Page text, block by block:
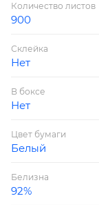
Количество листов
900
Склейка
Нет
В боксе
Нет
Цвет бумаги
Белый
Белизна
92%